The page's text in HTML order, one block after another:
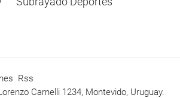
Rss
Carnelli 1234, Montevido, Uruguay.